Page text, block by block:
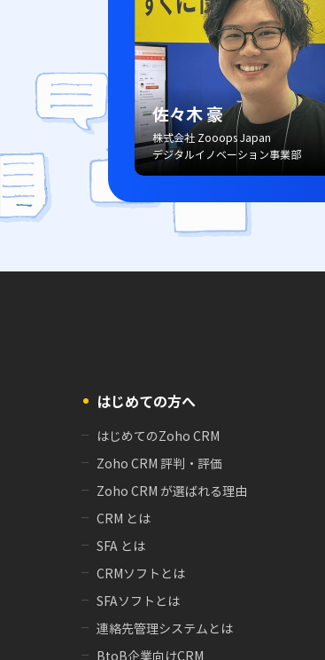
佐々木 豪
株式会社 Zooops Japan
デジタルイノベーション事業部
はじめての方へ
はじめてのZoho CRM
Zoho CRM 評判・評価
Zoho CRM が選ばれる理由
CRM とは
SFA とは
CRMソフトとは
SFAソフトとは
連絡先管理システムとは
BtoB企業向けCRM